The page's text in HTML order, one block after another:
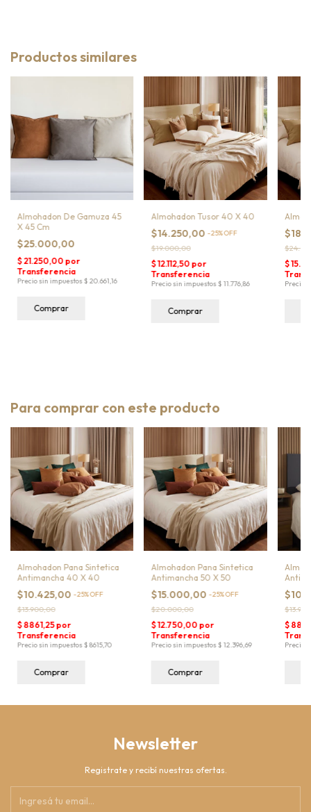
Productos similares
Almohadon De Gamuza 45
X 45 Cm
$25.000,00
Comprar
Almohadon Tusor 40 X 40
$14.250,00 -25%OFF
$19.000,00
Comprar
Para comprar con este producto
Almohadon Pana Sintetica
Antimancha 40 X 40
$10.425,00 -25%OFF
$13.900,00
Comprar
Almohadon Pana Sintetica
Antimancha 50 X 50
$15.000,00 -25%OFF
$20.000,00
Comprar
Newsletter
Registrate y recibí nuestras ofertas.